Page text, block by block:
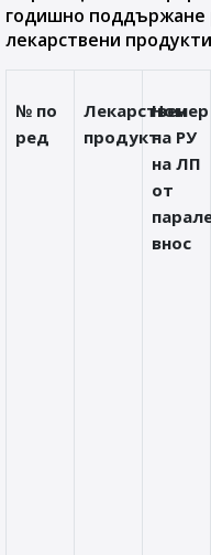
годишно поддържане
лекарствени
№ по
ред
Лекарствен
продукт
Номер
на РУ
на ЛП
от
внос